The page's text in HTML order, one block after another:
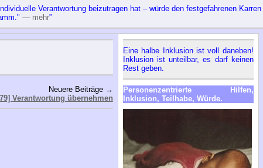
Verantwortung beizutragen hat – würde den festgefahrenen Karren
— mehr”
Neuere Beiträge →
Verantwortung übernehmen
Eine halbe Inklusion ist voll daneben!
Inklusion ist unteilbar, es darf keinen
Rest geben.
Personenzentrierte Hilfen,
Inklusion, Teilhabe, Würde.